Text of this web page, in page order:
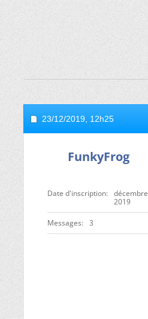
23/12/2019, 12h25
FunkyFrog
Date d'inscription
décembre
2019
Messages 3